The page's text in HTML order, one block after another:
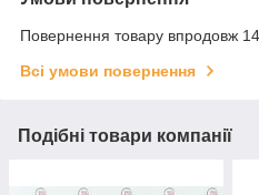
Повернення товару впродовж
Всі умови повернення
Подібні товари компанії